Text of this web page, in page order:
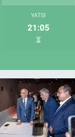
YATSI
21:05